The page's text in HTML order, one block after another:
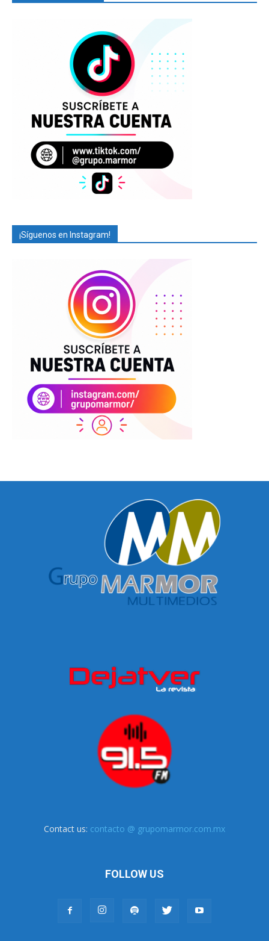
¡Síguenos en Instagram!
Contact us: contacto @ grupomarmor.com.mx
FOLLOW US